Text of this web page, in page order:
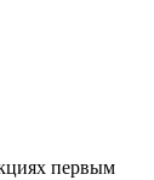
первым